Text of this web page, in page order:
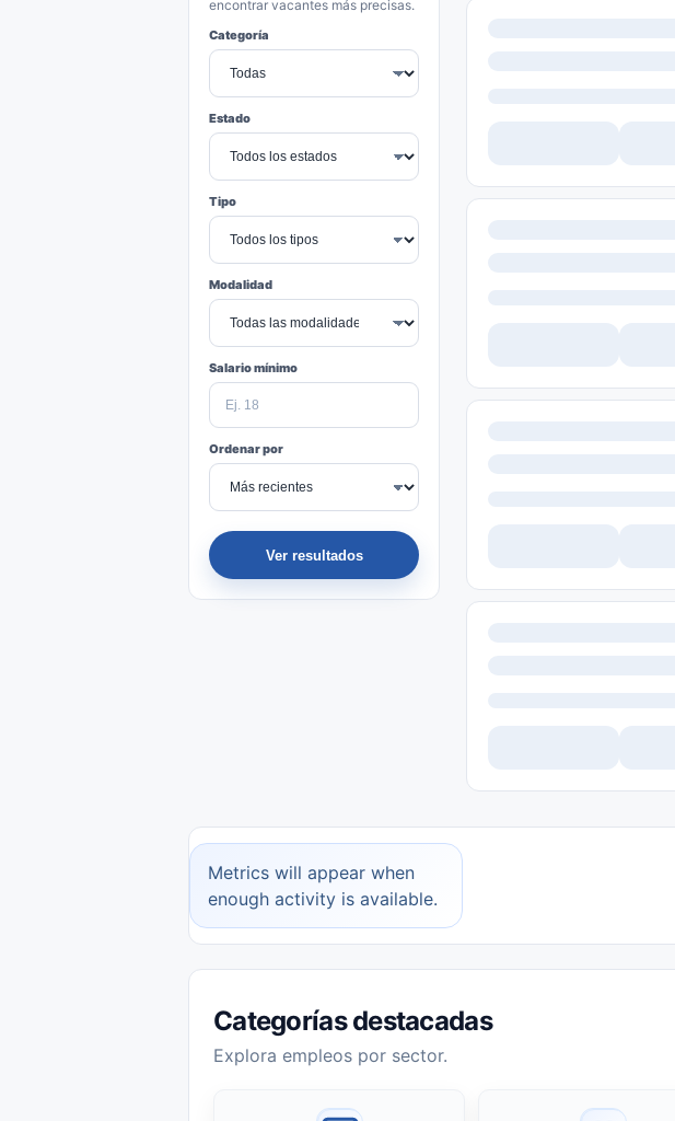
encontrar vacantes más precisas.
Categoría
Estado
Tipo
Modalidad
Salario mínimo
Ordenar por
Ver resultados
Metrics will appear when
enough activity is available.
Categorías destacadas
Explora empleos por sector.